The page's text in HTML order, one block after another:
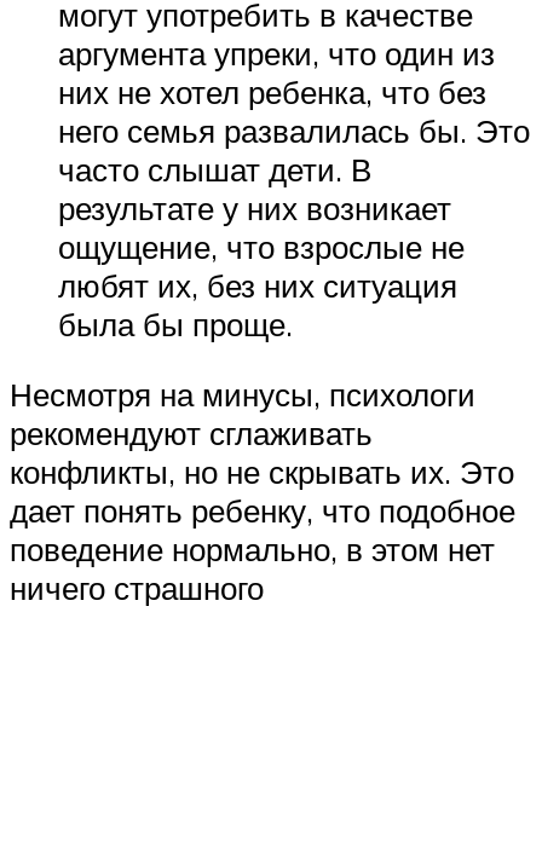
могут употребить в качестве
аргумента упреки, что один из
них не хотел ребенка, что без
него семья развалилась бы. Это
часто слышат дети. В
результате у них возникает
ощущение, что взрослые не
любят их, без них ситуация
была бы проще.
Несмотря на минусы, психологи
рекомендуют сглаживать
конфликты, но не скрывать их. Это
дает понять ребенку, что подобное
поведение нормально, в этом нет
ничего страшного